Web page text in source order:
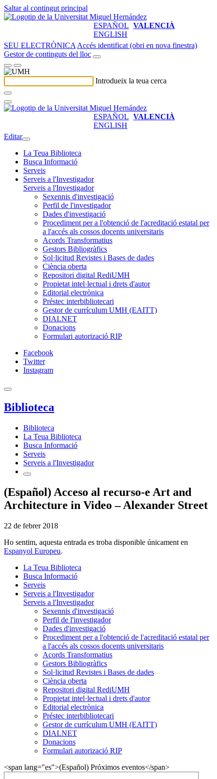
Saltar al contingut principal
ESPAÑOL VALENCIÀ
ENGLISH
SEU ELECTRÒNICA Accés identificat (obri en nova finestra)
Gestor de continguts del lloc
Introdueix la teua cerca
ESPAÑOL VALENCIÀ
ENGLISH
Editar
La Teua Biblioteca
Busca Informació
Serveis
Serveis a l'Investigador
Serveis a l'Investigador
Sexennis d'investigació
Perfil de l'investigador
Dades d'investigació
Procediment per a l'obtenció de l'acreditació estatal per
a l'accés als cossos docents universitaris
Acords Transformatius
Gestors Bibliogràfics
Sol·licitud Revistes i Bases de dades
Ciència oberta
Repositori digital RediUMH
Propietat intel·lectual i drets d'autor
Editorial electrònica
Préstec interbibliotecari
Gestor de currículum UMH (EAITT)
DIALNET
Donacions
Formulari autorizació RIP
Facebook
Twitter
Instagram
Biblioteca
Biblioteca
La Teua Biblioteca
Busca Informació
Serveis
Serveis a l'Investigador
(Español) Acceso al recurso-e Art and
Architecture in Video – Alexander Street
22 de febrer 2018
Ho sentim, aquesta entrada es troba disponible únicament en
Espanyol Europeu.
La Teua Biblioteca
Busca Informació
Serveis
Serveis a l'Investigador
Serveis a l'Investigador
Sexennis d'investigació
Perfil de l'investigador
Dades d'investigació
Procediment per a l'obtenció de l'acreditació estatal per
a l'accés als cossos docents universitaris
Acords Transformatius
Gestors Bibliogràfics
Sol·licitud Revistes i Bases de dades
Ciència oberta
Repositori digital RediUMH
Propietat intel·lectual i drets d'autor
Editorial electrònica
Préstec interbibliotecari
Gestor de currículum UMH (EAITT)
DIALNET
Donacions
Formulari autorizació RIP
<span lang="es">(Español) Próximos eventos</span>